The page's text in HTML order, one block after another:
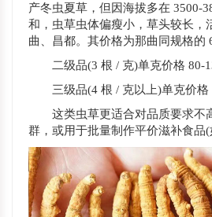
产冬虫夏草，但因海拔多在 3500-
和，虫草虫体偏瘦小，草头较长，
曲、昌都。其价格为那曲同规格的
二级品(3 根 / 克)单克价格 80-
三级品(4 根 / 克以上)单克价格
这类虫草更适合对品质要求不
群，或用于批量制作平价滋补食品(